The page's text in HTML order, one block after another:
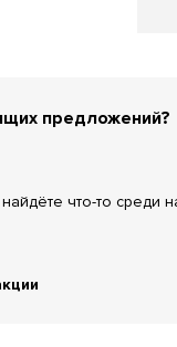
предложений?
что-то среди